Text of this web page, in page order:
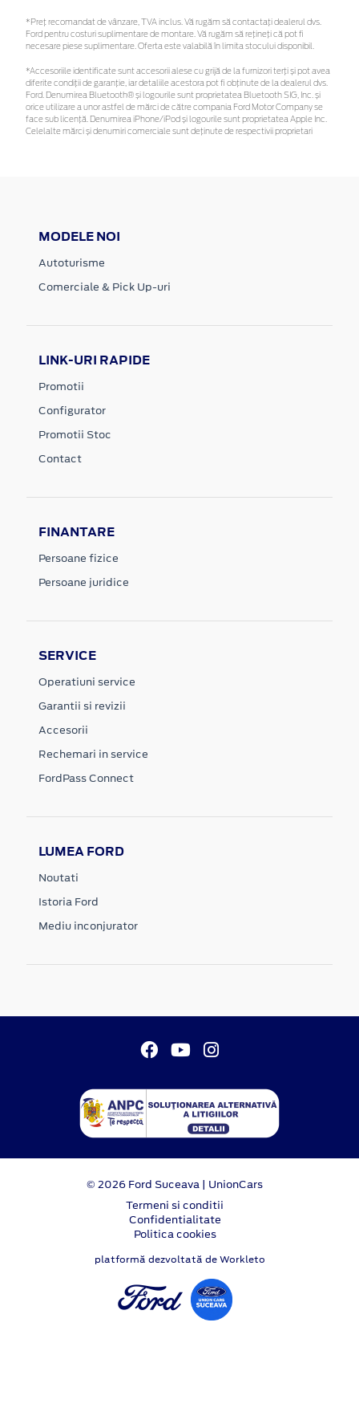
*Preţ recomandat de vânzare, TVA inclus. Vă rugăm să contactaţi dealerul dvs.
Ford pentru costuri suplimentare de montare. Vă rugăm să rețineți că pot fi
necesare piese suplimentare. Oferta este valabilă în limita stocului disponibil.
*Accesoriile identificate sunt accesorii alese cu grijă de la furnizori terți și pot avea
diferite condiții de garanție, iar detaliile acestora pot fi obținute de la dealerul dvs.
Ford. Denumirea Bluetooth® și logourile sunt proprietatea Bluetooth SIG, Inc. și
orice utilizare a unor astfel de mărci de către compania Ford Motor Company se
face sub licență. Denumirea iPhone/iPod și logourile sunt proprietatea Apple Inc.
Celelalte mărci și denumiri comerciale sunt deținute de respectivii proprietari
MODELE NOI
Autoturisme
Comerciale & Pick Up-uri
LINK-URI RAPIDE
Promotii
Configurator
Promotii Stoc
Contact
FINANTARE
Persoane fizice
Persoane juridice
SERVICE
Operatiuni service
Garantii si revizii
Accesorii
Rechemari in service
FordPass Connect
LUMEA FORD
Noutati
Istoria Ford
Mediu inconjurator
© 2026 Ford Suceava | UnionCars
Termeni si conditii
Confidentialitate
Politica cookies
platformă dezvoltată de Workleto